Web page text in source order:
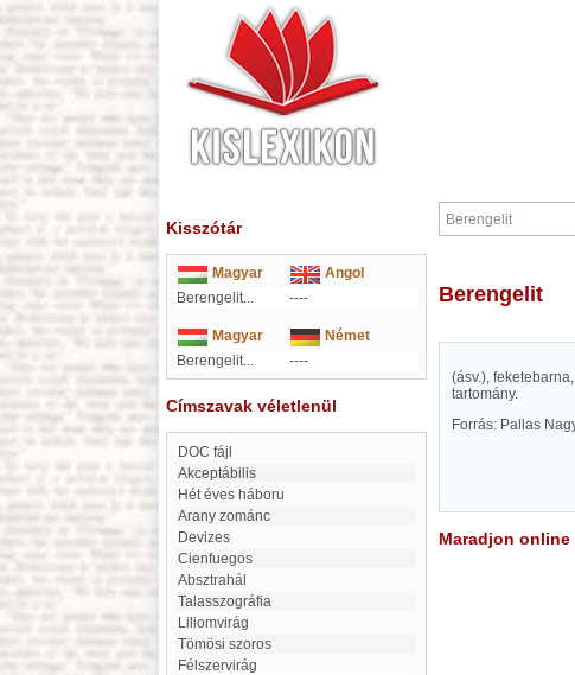
Kisszótár
Magyar
Angol
Berengelit...
----
Magyar
Német
Berengelit...
----
Címszavak véletlenül
DOC fájl
akceptábilis
Hét éves háboru
Arany zománc
Devizes
Cienfuegos
absztrahál
Talasszográfia
Liliomvirág
Tömösi szoros
Félszervirág
Berengelit
(ásv.),
tartomány.
Forrás: Pallas
Maradjon